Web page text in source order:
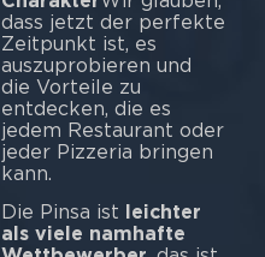
dass jetzt der perfekte
Zeitpunkt ist, es
auszuprobieren und
die Vorteile zu
entdecken, die es
jedem Restaurant oder
jeder Pizzeria bringen
kann.
Die Pinsa ist leichter
als viele namhafte